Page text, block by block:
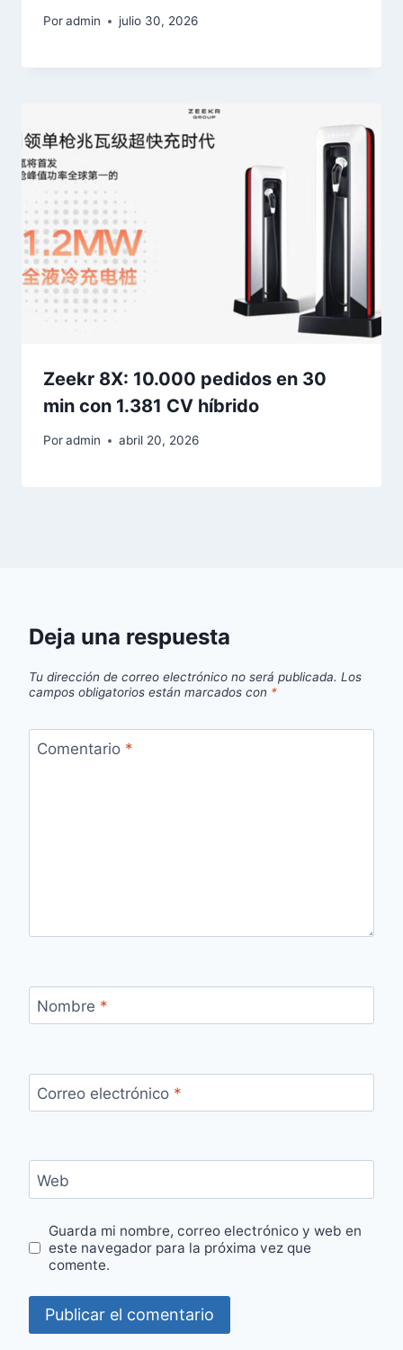
Poradmin julio 30, 2026
Zeekr 8X: 10.000 pedidos en 30
min con 1.381 CV híbrido
Poradmin abril 20, 2026
Deja una respuesta
Tu dirección de correo electrónico no será publicada. Los
campos obligatorios están marcados con *
Comentario *
Nombre *
Correo electrónico *
Web
Guarda mi nombre, correo electrónico y web en
este navegador para la próxima vez que
comente.